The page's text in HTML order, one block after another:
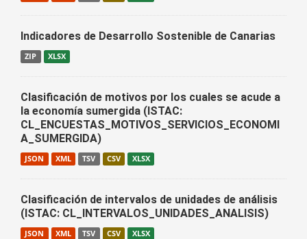
Indicadores de Desarrollo Sostenible de Canarias
ZIP XLSX
Clasificación de motivos por los cuales se acude a
la economía sumergida (ISTAC:
CL_ENCUESTAS_MOTIVOS_SERVICIOS_ECONOMI
A_SUMERGIDA)
JSON XML TSV CSV XLSX
Clasificación de intervalos de unidades de análisis
(ISTAC: CL_INTERVALOS_UNIDADES_ANALISIS)
JSON XML TSV CSV XLSX